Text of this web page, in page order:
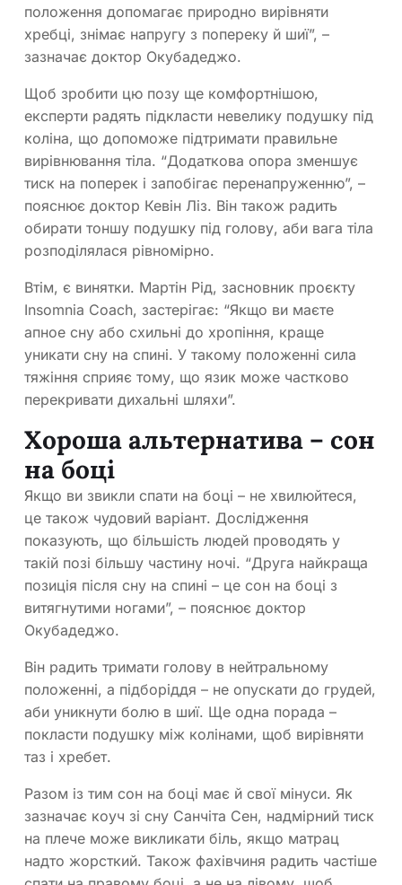
положення допомагає природно вирівняти
хребці, знімає напругу з попереку й шиї”, –
зазначає доктор Окубадеджо.
Щоб зробити цю позу ще комфортнішою,
експерти радять підкласти невелику подушку під
коліна, що допоможе підтримати правильне
вирівнювання тіла. “Додаткова опора зменшує
тиск на поперек і запобігає перенапруженню”, –
пояснює доктор Кевін Ліз. Він також радить
обирати тоншу подушку під голову, аби вага тіла
розподілялася рівномірно.
Втім, є винятки. Мартін Рід, засновник проєкту
Insomnia Coach, застерігає: “Якщо ви маєте
апное сну або схильні до хропіння, краще
уникати сну на спині. У такому положенні сила
тяжіння сприяє тому, що язик може частково
перекривати дихальні шляхи”.
Хороша альтернатива – сон
на боці
Якщо ви звикли спати на боці – не хвилюйтеся,
це також чудовий варіант. Дослідження
показують, що більшість людей проводять у
такій позі більшу частину ночі. “Друга найкраща
позиція після сну на спині – це сон на боці з
витягнутими ногами”, – пояснює доктор
Окубадеджо.
Він радить тримати голову в нейтральному
положенні, а підборіддя – не опускати до грудей,
аби уникнути болю в шиї. Ще одна порада –
покласти подушку між колінами, щоб вирівняти
таз і хребет.
Разом із тим сон на боці має й свої мінуси. Як
зазначає коуч зі сну Санчіта Сен, надмірний тиск
на плече може викликати біль, якщо матрац
надто жорсткий. Також фахівчиня радить частіше